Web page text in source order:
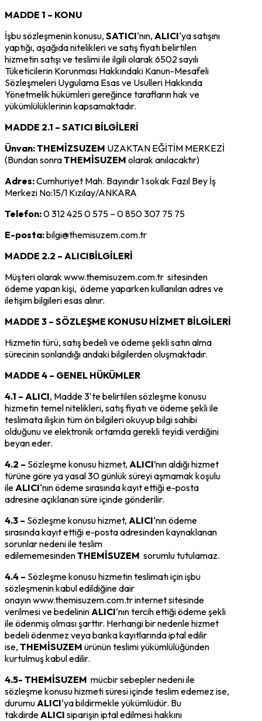
MADDE 1 – KONU
İşbu sözleşmenin konusu, SATICI‘nın, ALICI‘ya satışını
yaptığı, aşağıda nitelikleri ve satış fiyatı belirtilen
hizmetin satışı ve teslimi ile ilgili olarak 6502 sayılı
Tüketicilerin Korunması Hakkındaki Kanun-Mesafeli
Sözleşmeleri Uygulama Esas ve Usulleri Hakkında
Yönetmelik hükümleri gereğince tarafların hak ve
yükümlülüklerinin kapsamaktadır.
MADDE 2.1 – SATICI BİLGİLERİ
Ünvan:THEMİZSUZEM UZAKTAN EĞİTİM MERKEZİ
(Bundan sonraTHEMİSUZEM olarak anılacaktır)
Adres:Cumhuriyet Mah. Bayındır 1 sokak Fazıl Bey İş
Merkezi No:15/1 Kızılay/ANKARA
Telefon:0 312 425 0 575 – 0 850 307 75 75
E-posta:bilgi@themisuzem.com.tr
MADDE 2.2 – ALICIBİLGİLERİ
Müşteri olarak www.themisuzem.com.tr sitesinden
ödeme yapan kişi, ödeme yaparken kullanılan adres ve
iletişim bilgileri esas alınır.
MADDE 3 – SÖZLEŞME KONUSU HİZMET BİLGİLERİ
Hizmetin türü, satış bedeli ve ödeme şekli satın alma
sürecinin sonlandığı andaki bilgilerden oluşmaktadır.
MADDE 4 – GENEL HÜKÜMLER
4.1 – ALICI, Madde 3′te belirtilen sözleşme konusu
hizmetin temel nitelikleri, satış fiyatı ve ödeme şekli ile
teslimata ilişkin tüm ön bilgileri okuyup bilgi sahibi
olduğunu ve elektronik ortamda gerekli teyidi verdiğini
beyan eder.
4.2 – Sözleşme konusu hizmet, ALICI’nın aldığı hizmet
türüne göre ya yasal 30 günlük süreyi aşmamak koşulu
ile ALICI‘nın ödeme sırasında kayıt ettiği e-posta
adresine açıklanan süre içinde gönderilir.
4.3 – Sözleşme konusu hizmet, ALICI‘nın ödeme
sırasında kayıt ettiği e-posta adresinden kaynaklanan
sorunlar nedeni ile teslim
edilememesindenTHEMİSUZEM sorumlu tutulamaz.
4.4 – Sözleşme konusu hizmetin teslimatı için işbu
sözleşmenin kabul edildiğine dair
onayın www.themisuzem.com.tr internet sitesinde
verilmesi ve bedelinin ALICI‘nın tercih ettiği ödeme şekli
ile ödenmiş olması şarttır. Herhangi bir nedenle hizmet
bedeli ödenmez veya banka kayıtlarında iptal edilir
ise, THEMİSUZEM ürünün teslimi yükümlülüğünden
kurtulmuş kabul edilir.
4.5- THEMİSUZEM mücbir sebepler nedeni ile
sözleşme konusu hizmeti süresi içinde teslim edemez ise,
durumu ALICI‘ya bildirmekle yükümlüdür. Bu
takdirde ALICI siparişin iptal edilmesi hakkını